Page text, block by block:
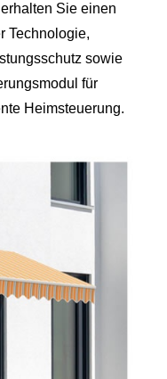
Sie einen
Technologie,
sowie
für
Heimsteuerung.